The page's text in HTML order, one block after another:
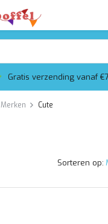
Gratis verzending vanaf
Merken Cute
Sorteren op: